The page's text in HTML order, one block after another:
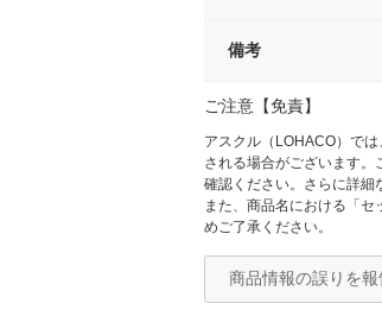
備考
ご注意【免責】
アスクル（LOHACO）で
される場合がございます
確認ください。さらに詳細
また、商品名における「
めご了承ください。
商品情報の誤りを報